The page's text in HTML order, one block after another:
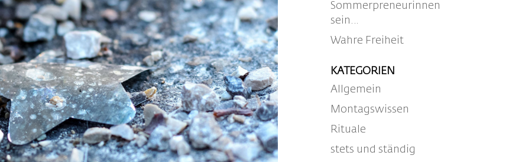
Sommerpreneurinnen
sein…
Wahre Freiheit
KATEGORIEN
Allgemein
Montagswissen
Rituale
stets und ständig